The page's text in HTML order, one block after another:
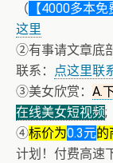
（ 【4000多本
这里
②有事请文章底
联系：
点这里联
③美女欣赏： A.
在线美女短视频;
④标价为0.3元的
计划！付费高速